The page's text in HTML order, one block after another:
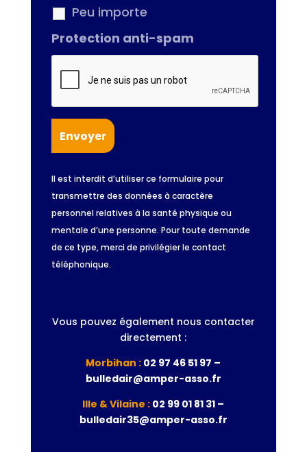
Peu importe
Protection anti-spam
Il est interdit d’utiliser ce formulaire pour
transmettre des données à caractère
personnel relatives à la santé physique ou
mentale d’une personne. Pour toute demande
de ce type, merci de privilégier le contact
téléphonique.
Vous pouvez également nous contacter
directement :
Morbihan : 02 97 46 51 97 –
bulledair@amper-asso.fr
Ille & Vilaine : 02 99 01 81 31 –
bulledair35@amper-asso.fr